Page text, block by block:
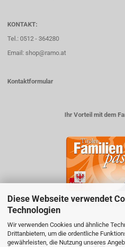
Diese Webseite verwendet
Technologien
Wir verwenden Cookies und ähnliche
Drittanbietern, um die ordentliche
gewährleisten, die Nutzung unseres
KONTAKT:
Tel.: 0512 - 364280
Email: shop@ramo.at
Kontaktformular
Ihr Vorteil mit dem
5% auf viele im Geschäft
ZAHLUNGSARTEN